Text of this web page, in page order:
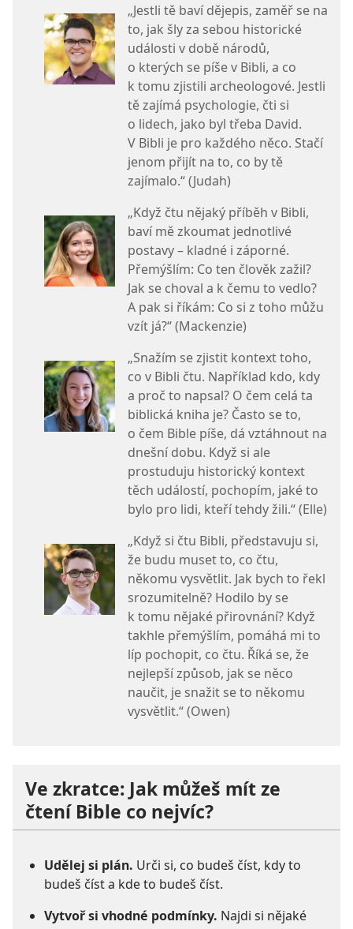
„Jestli tě baví dějepis, zaměř se na
to, jak šly za sebou historické
události v době národů,
o kterých se píše v Bibli, a co
k tomu zjistili archeologové. Jestli
tě zajímá psychologie, čti si
o lidech, jako byl třeba David.
V Bibli je pro každého něco. Stačí
jenom přijít na to, co by tě
zajímalo.“ (Judah)
„Když čtu nějaký příběh v Bibli,
baví mě zkoumat jednotlivé
postavy – kladné i záporné.
Přemýšlím: Co ten člověk zažil?
Jak se choval a k čemu to vedlo?
A pak si říkám: Co si z toho můžu
vzít já?“ (Mackenzie)
„Snažím se zjistit kontext toho,
co v Bibli čtu. Například kdo, kdy
a proč to napsal? O čem celá ta
biblická kniha je? Často se to,
o čem Bible píše, dá vztáhnout na
dnešní dobu. Když si ale
prostuduju historický kontext
těch událostí, pochopím, jaké to
bylo pro lidi, kteří tehdy žili.“ (Elle)
„Když si čtu Bibli, představuju si,
že budu muset to, co čtu,
někomu vysvětlit. Jak bych to řekl
srozumitelně? Hodilo by se
k tomu nějaké přirovnání? Když
takhle přemýšlím, pomáhá mi to
líp pochopit, co čtu. Říká se, že
nejlepší způsob, jak se něco
naučit, je snažit se to někomu
vysvětlit.“ (Owen)
Ve zkratce: Jak můžeš mít ze
čtení Bible co nejvíc?
Udělej si plán. Urči si, co budeš číst, kdy to
budeš číst a kde to budeš číst.
Vytvoř si vhodné podmínky. Najdi si nějaké